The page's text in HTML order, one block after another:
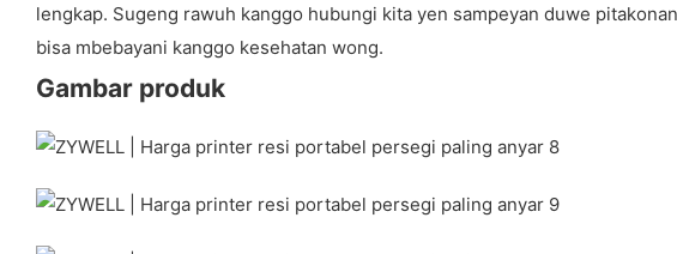
lengkap. Sugeng rawuh kanggo hubungi kita yen sampeyan duwe
bisa mbebayani kanggo kesehatan wong.
Gambar produk